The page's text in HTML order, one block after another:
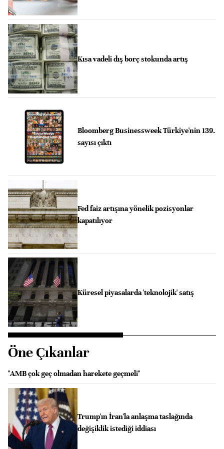
Kısa vadeli dış borç stokunda artış
Bloomberg Businessweek Türkiye'nin 139.
sayısı çıktı
Fed faiz artışına yönelik pozisyonlar
kapatılıyor
Küresel piyasalarda 'teknolojik' satış
Öne Çıkanlar
"AMB çok geç olmadan harekete geçmeli"
Trump'ın İran'la anlaşma taslağında
değişiklik istediği iddiası